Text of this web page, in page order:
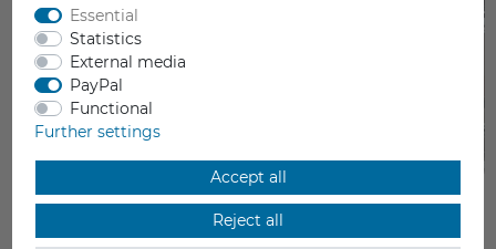
Essential
Statistics
External media
PayPal
Functional
Further settings
Accept all
Reject all